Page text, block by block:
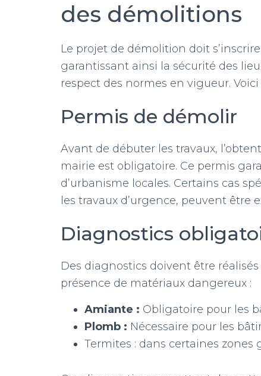
des démolitions
Le projet de démolition doit
garantissant ainsi la sécurité des
respect des normes en vigueur.
Permis de démolir
Avant de débuter les travaux,
mairie est obligatoire. Ce permis
d’urbanisme locales. Certains cas
les travaux d’urgence, peuvent être
Diagnostics
Des diagnostics doivent être
présence de matériaux dangereux :
Amiante : Obligatoire pour les
Plomb : Nécessaire pour les
Termites : dans certaines zones